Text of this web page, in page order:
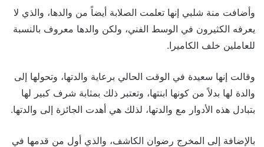
وأضافت منة شلبي إنها تعلمت الصلابة أيضاً من والدها، والذي لا
يعرفه الكثيرون في الوسط الفني، ولكن والدها معروف بالنسبة
للعاملين خلف الكاميرا.
وقالت إنها سعيدة في الوقت الحالي برعاية والدتها، وتحولها إلى
والدة لها بدلاً من كونها ابنتها، وتعتبر ذلك بمثابة شرف كبير لها
بتبادل هذه الأدوار مع والدتها، لذلك هي أهدت الجائزة إلى والدتها.
بالإضافة إلى المخرج رضوان الكاشف، والذي أول من قدمها في